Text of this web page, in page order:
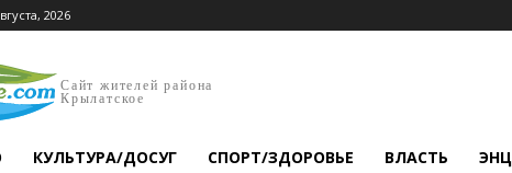
2026
Сайт жителей района
Крылатское
КУЛЬТУРА/ДОСУГ СПОРТ/ЗДОРОВЬЕ ВЛАСТЬ